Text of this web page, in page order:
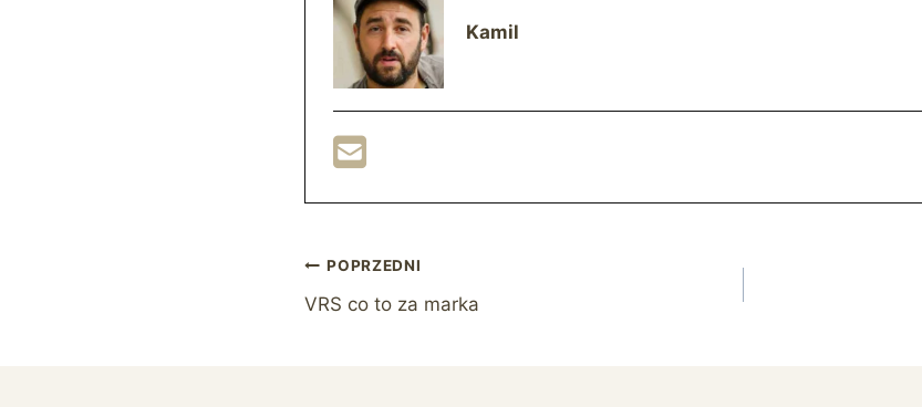
Kamil
Nawigacja
wpisu
POPRZEDNI
VRS co to za marka